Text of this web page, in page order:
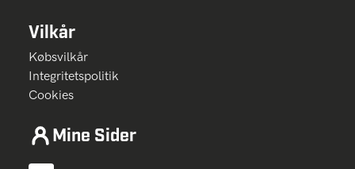
Vilkår
Købsvilkår
Integritetspolitik
Cookies
Mine Sider